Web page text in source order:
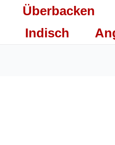
Überbacken
Indisch